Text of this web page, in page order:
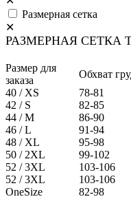
Размерная сетка
✕
РАЗМЕРНАЯ СЕТКА
Размер для
заказа
Обхват
40 / XS
78-81
42 / S
82-85
44 / M
86-90
46 / L
91-94
48 / XL
95-98
50 / 2XL
99-102
52 / 3XL
103-106
52 / 3XL
103-106
OneSize
82-98